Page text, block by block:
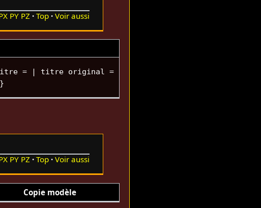
PY PZ Top Voir aussi
= | titre original =
PY PZ Top Voir aussi
Copie modèle